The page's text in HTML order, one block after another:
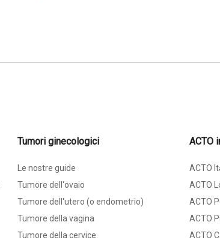
Tumori ginecologici
Le nostre guide
Tumore dell'ovaio
Tumore dell'utero (o endometrio)
Tumore della vagina
Tumore della cervice
ACTO
ACTO
ACTO
ACTO
ACTO
ACTO